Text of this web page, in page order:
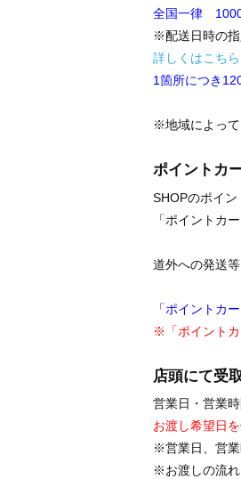
全国一律
※配送日時の指
詳しくはこちら
1箇所につき
※地域によって
ポイントカ
SHOPのポイ
「ポイントカ
道外への発送
「ポイントカ
※「ポイントカ
店頭にて受
営業日・営業
お渡し希望日
※営業日、営業
※お渡しの流れ